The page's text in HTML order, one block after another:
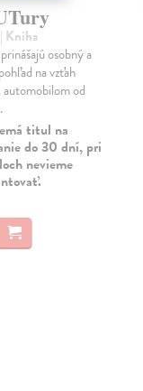
| Kniha
osobný a
na vzťah
od
titul na
do 30 dní, pri
nevieme